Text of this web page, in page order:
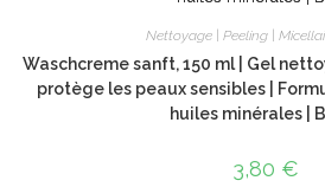
Nettoyage | Peeling |
Waschcreme sanft, 150 ml | Gel
protège les peaux sensibles |
huiles minérales |
3,80 €